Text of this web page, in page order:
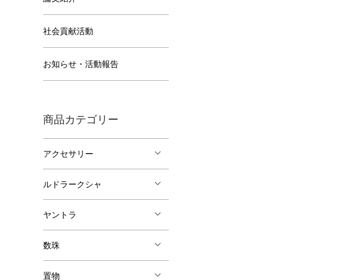
社会貢献活動
お知らせ・活動報告
商品カテゴリー
アクセサリー
ルドラークシャ
ヤントラ
数珠
置物